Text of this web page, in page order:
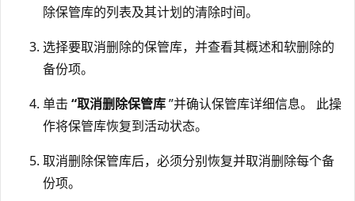
除保管库的列表及其计划的清除时间。
选择要取消删除的保管库，并查看其概述和软删除的
备份项。
单击 “取消删除保管库”并确认保管库详细信息。 此操
作将保管库恢复到活动状态。
取消删除保管库后，必须分别恢复并取消删除每个备
份项。